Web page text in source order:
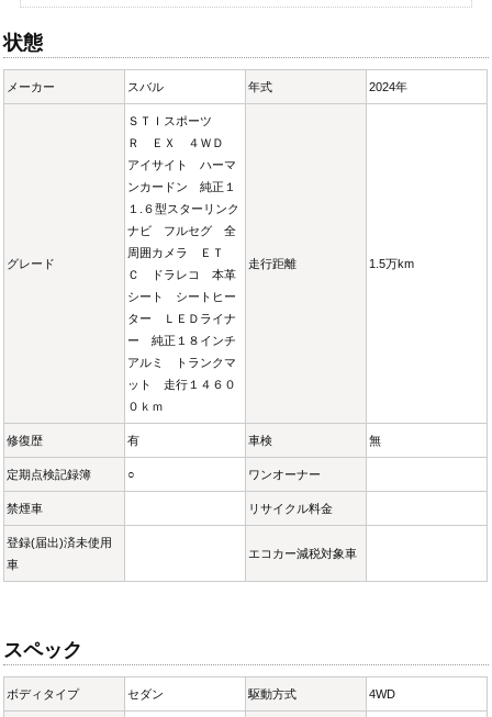
状態
メーカー スバル 年式 2024年
グレード
ＳＴＩスポーツ
Ｒ ＥＸ ４ＷＤ
アイサイト ハーマ
ンカードン 純正１
１.６型スターリンク
ナビ フルセグ 全
周囲カメラ ＥＴ
Ｃ ドラレコ 本革
シート シートヒー
ター ＬＥＤライナ
ー 純正１８インチ
アルミ トランクマ
ット 走行１４６０
０ｋｍ
走行距離 1.5万km
修復歴 有 車検 無
定期点検記録簿 ○ ワンオーナー
禁煙車 リサイクル料金
登録(届出)済未使用
車
エコカー減税対象車
スペック
ボディタイプ セダン 駆動方式 4WD